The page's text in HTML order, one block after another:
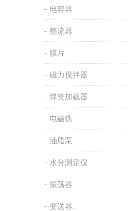
电容器
整流器
膜片
磁力搅拌器
弹簧加载器
电磁铁
油脂泵
水分测定仪
振荡器
变送器.